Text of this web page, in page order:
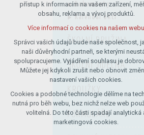
Dokumenty
Kalendář akcí
ŠKOLNÍ DRUŽINA
ŠKOLNÍ JÍDELNA
KROUŽKY
FORMULÁŘE
případná přihlášení, volby jazyka,
Volitelná cookies
analytická pro anonymizované
vyhodnocení návštěvnosti
marketingová cookies (Google)
Více informací o cookies na našem webu
Přijmout všechny cookies
Odmítnout vše
přístup k informacím na vašem zařízení,
obsahu, reklama a vývoj produktů.
Více informací o cookies na našem webu
Správci vašich údajů bude naše společnost,
naši důvěryhodní partneři, se kterými
spolupracujeme. Vyjádření souhlasu je
Můžete jej kdykoli zrušit nebo obnovit
nastavení vašich cookies.
Cookies a podobné technologie dělíme na
nutná pro běh webu, bez nichž nelze web
volitelná. Do této části spadají analytická
marketingová cookies.